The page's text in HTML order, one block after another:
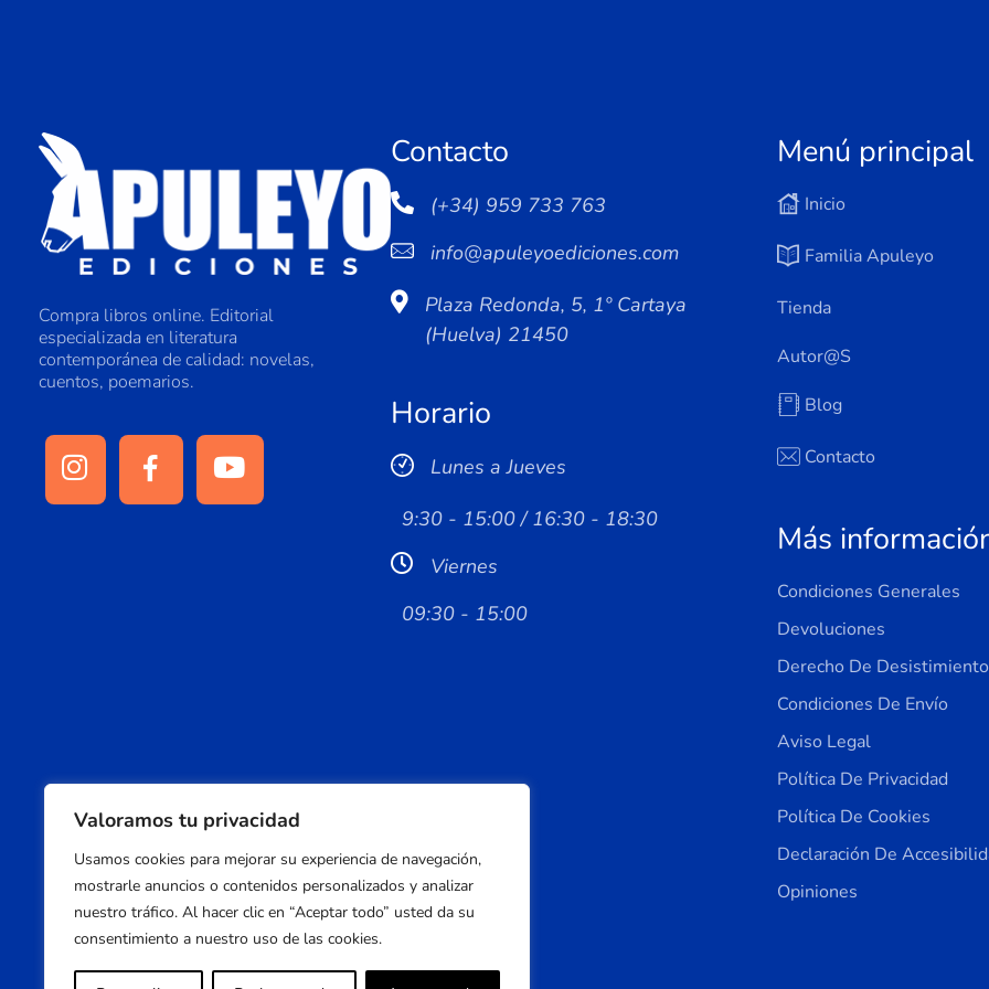
Valoramos tu privacidad
Usamos cookies para mejorar su experiencia de navegación,
mostrarle anuncios o contenidos personalizados y analizar
nuestro tráfico. Al hacer clic en “Aceptar todo” usted da su
consentimiento a nuestro uso de las cookies.
Compra libros online. Editorial
especializada en literatura
contemporánea de calidad: novelas,
cuentos, poemarios.
Contacto
(+34) 959 733 763
info@apuleyoediciones.com
Plaza Redonda, 5, 1º Cartaya
(Huelva) 21450
Horario
Lunes a Jueves
9:30 - 15:00 / 16:30 - 18:30
Viernes
09:30 - 15:00
Menú principal
Inicio
Familia Apuleyo
Tienda
Autor@s
Blog
Contacto
Más
Condiciones Generales
Devoluciones
Derecho De Desistimiento
Condiciones De Envío
Aviso Legal
Política De Privacidad
Política De Cookies
Declaración De
Opiniones